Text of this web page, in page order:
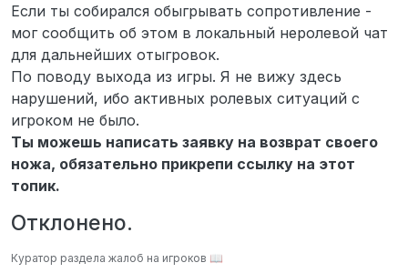
Если ты собирался обыгрывать сопротивление -
мог сообщить об этом в локальный неролевой чат
для дальнейших отыгровок.
По поводу выхода из игры. Я не вижу здесь
нарушений, ибо активных ролевых ситуаций с
игроком не было.
Ты можешь написать заявку на возврат своего
ножа, обязательно прикрепи ссылку на этот
топик.
Отклонено.
Куратор раздела жалоб на игроков 📖